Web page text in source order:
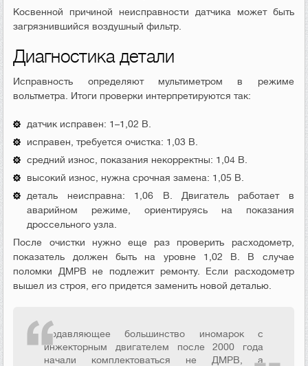
Косвенной причиной неисправности датчика может быть
загрязнившийся воздушный фильтр.
Диагностика детали
Исправность определяют мультиметром в режиме
вольтметра. Итоги проверки интерпретируются так:
датчик исправен: 1–1,02 В.
исправен, требуется очистка: 1,03 В.
средний износ, показания некорректны: 1,04 В.
высокий износ, нужна срочная замена: 1,05 В.
деталь неисправна: 1,06 В. Двигатель работает в
аварийном режиме, ориентируясь на показания
дроссельного узла.
После очистки нужно еще раз проверить расходометр,
показатель должен быть на уровне 1,02 В. В случае
поломки ДМРВ не подлежит ремонту. Если расходометр
вышел из строя, его придется заменить новой деталью.
Подавляющее большинство иномарок с
инжекторным двигателем после 2000 года
начали комплектоваться не ДМРВ, а